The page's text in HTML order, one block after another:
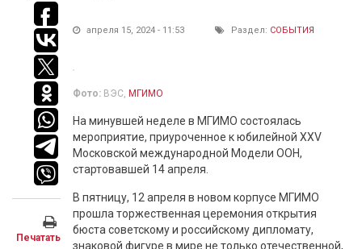
Печатать
апреля 15, 2024 - 11:53 Раздел: СОБЫТИЯ
Фото: ВЭС, МГИМО
На минувшей неделе в МГИМО состоялась
мероприятие, приуроченное к юбилейной XXV
Московской международной Модели ООН,
стартовавшей 14 апреля.
В пятницу, 12 апреля в новом корпусе МГИМО
прошла торжественная церемония открытия
бюста советскому и российскому дипломату,
знаковой фигуре в мире не только отечественной,